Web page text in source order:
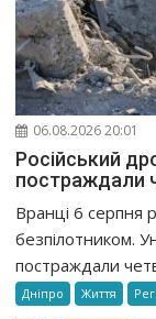
06.08.2026 20:01
Російський
постраждали
Вранці 6 серпня
безпілотником.
постраждали
Дніпро Життя